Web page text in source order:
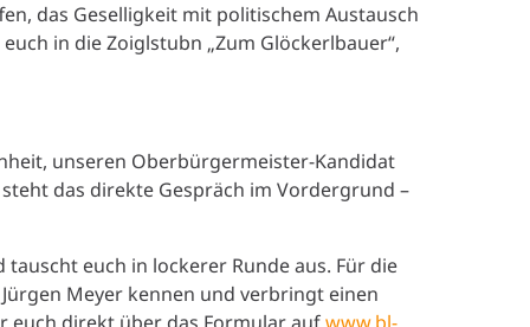
das Geselligkeit mit politischem Austausch
in die Zoiglstubn „Zum Glöckerlbauer“,
unseren Oberbürgermeister-Kandidat
das direkte Gespräch im Vordergrund –
euch in lockerer Runde aus. Für die
Meyer kennen und verbringt einen